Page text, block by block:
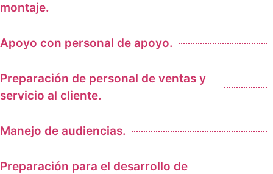
montaje.
Apoyo con personal de apoyo.
Preparación de personal de ventas y
servicio al cliente.
Manejo de audiencias.
Preparación para el desarrollo de